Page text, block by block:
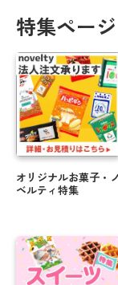
特集ページ
オリジナルお菓子・ノ
ベルティ特集